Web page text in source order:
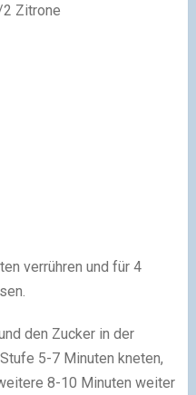
Zitrone
verrühren und für 4
den Zucker in der
5-7 Minuten kneten,
8-10 Minuten weiter